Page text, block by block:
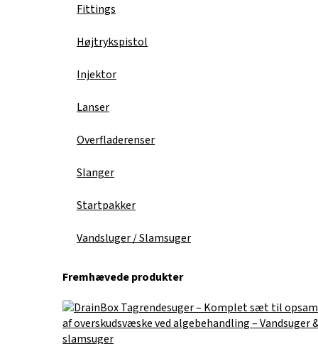
Fittings
Højtrykspistol
Injektor
Lanser
Overfladerenser
Slanger
Startpakker
Vandsluger / Slamsuger
Fremhævede produkter